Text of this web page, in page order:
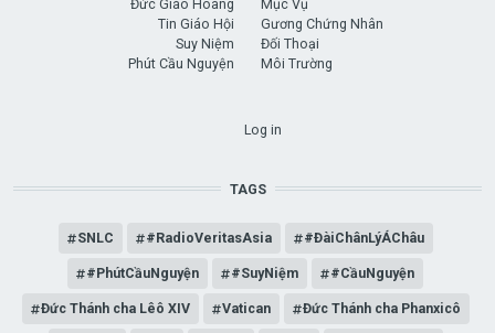
Đức Giáo Hoàng
Tin Giáo Hội
Suy Niệm
Phút Cầu Nguyện
Mục Vụ
Gương Chứng Nhân
Đối Thoại
Môi Trường
Log in
TAGS
SNLC #RadioVeritasAsia #ĐàiChânLýÁChâu
#PhútCầuNguyện #SuyNiệm #CầuNguyện
Đức Thánh cha Lêô XIV Vatican Đức Thánh cha Phanxicô